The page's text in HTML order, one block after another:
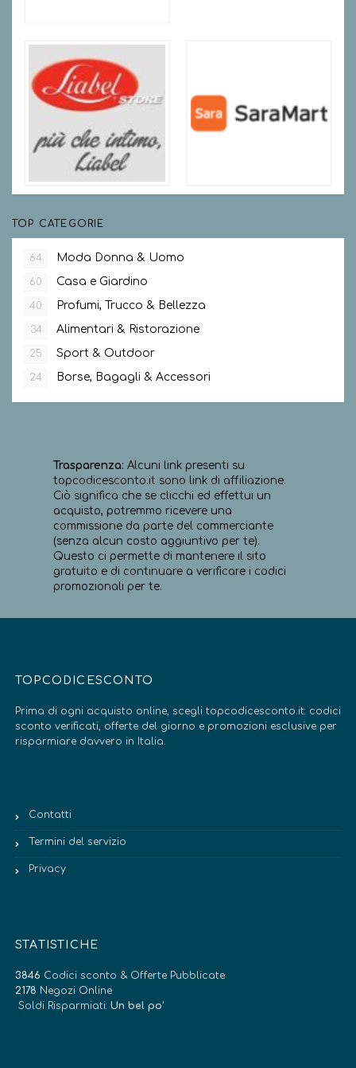
TOP CATEGORIE
64 Moda Donna & Uomo
60 Casa e Giardino
40 Profumi, Trucco & Bellezza
34 Alimentari & Ristorazione
25 Sport & Outdoor
24 Borse, Bagagli & Accessori
Trasparenza: Alcuni link presenti su
topcodicesconto.it sono link di affiliazione.
Ciò significa che se clicchi ed effettui un
acquisto, potremmo ricevere una
commissione da parte del commerciante
(senza alcun costo aggiuntivo per te).
Questo ci permette di mantenere il sito
gratuito e di continuare a verificare i codici
promozionali per te.
TOPCODICESCONTO
Prima di ogni acquisto online, scegli topcodicesconto.it: codici
sconto verificati, offerte del giorno e promozioni esclusive per
risparmiare davvero in Italia.
Contatti
Termini del servizio
Privacy
STATISTICHE
3846 Codici sconto & Offerte Pubblicate
2178 Negozi Online
Soldi Risparmiati: Un bel po’